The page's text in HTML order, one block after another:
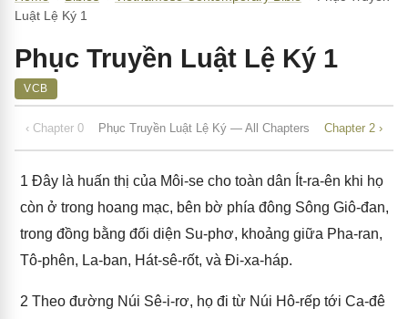
Luật Lệ Ký 1
Phục Truyền Luật Lệ Ký 1
VCB
‹ Chapter 0 Phục Truyền Luật Lệ Ký — All Chapters Chapter 2 ›
1 Đây là huấn thị của Môi-se cho toàn dân Ít-ra-ên khi họ
còn ở trong hoang mạc, bên bờ phía đông Sông Giô-đan,
trong đồng bằng đối diện Su-phơ, khoảng giữa Pha-ran,
Tô-phên, La-ban, Hát-sê-rốt, và Đi-xa-háp.
2 Theo đường Núi Sê-i-rơ, họ đi từ Núi Hô-rếp tới Ca-đê